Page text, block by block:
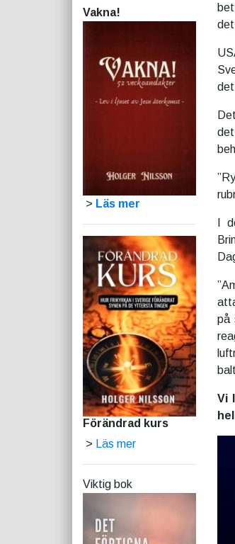
Vakna!
> Läs mer
Förändrad kurs
> Läs mer
Viktig bok
det
I
på
Vi